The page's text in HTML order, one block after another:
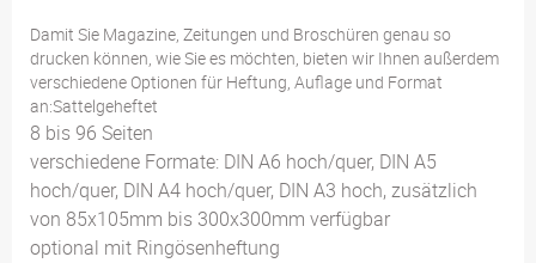
Damit Sie Magazine, Zeitungen und Broschüren genau so
drucken können, wie Sie es möchten, bieten wir Ihnen außerdem
verschiedene Optionen für Heftung, Auflage und Format
an:Sattelgeheftet
8 bis 96 Seiten
verschiedene Formate: DIN A6 hoch/quer, DIN A5
hoch/quer, DIN A4 hoch/quer, DIN A3 hoch, zusätzlich
von 85x105mm bis 300x300mm verfügbar
optional mit Ringösenheftung